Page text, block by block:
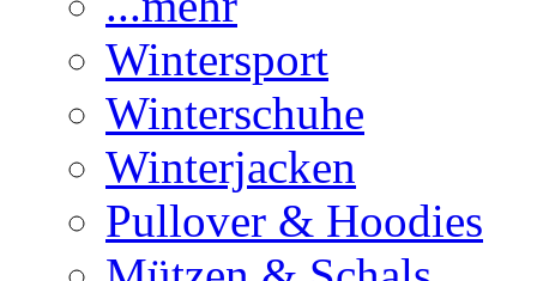
Wintersport
Winterschuhe
Winterjacken
Pullover & Hoodies